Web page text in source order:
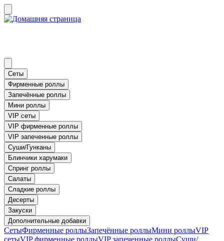
Сеты
Фирменные роллы
Запечённые роллы
Мини роллы
VIP сеты
VIP фирменные роллы
VIP запеченные роллы
Суши/Гунканы
Блинчики харумаки
Спринг роллы
Салаты
Сладкие роллы
Десерты
Закуски
Дополнительные добавки
СетыФирменные роллыЗапечённые роллыМини роллыVIP
сетыVIP фирменные роллыVIP запеченные роллыСуши/